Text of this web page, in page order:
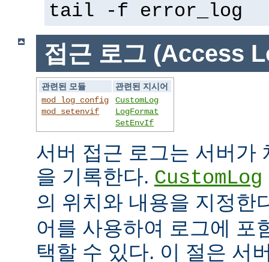
tail -f error_log
접근 로그 (Access
관련된 모듈
관련된 지시어
mod_log_config
mod_setenvif
CustomLog
LogFormat
SetEnvIf
서버 접근 로그는 서버가
을 기록한다. CustomLog
의 위치와 내용을 지정한
어를 사용하여 로그에 포
택할 수 있다. 이 절은 서